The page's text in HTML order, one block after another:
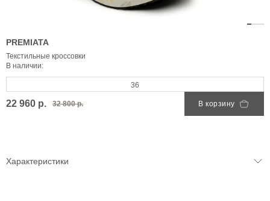
PREMIATA
Текстильные кроссовки
В наличии:
36
22 960 р. 32 800 р. В корзину
Характеристики